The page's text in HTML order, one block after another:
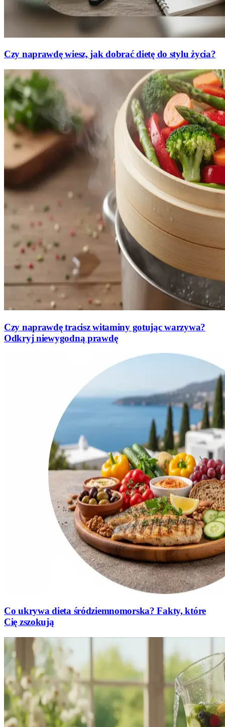
Czy naprawdę wiesz, jak dobrać dietę do stylu życia?
Czy naprawdę tracisz witaminy gotując warzywa?
Odkryj niewygodną prawdę
Co ukrywa dieta śródziemnomorska? Fakty, które
Cię zszokują